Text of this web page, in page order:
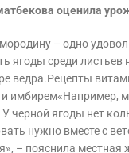
оценила
– одно
ягоды среди листьев
ведра.Рецепты
имбирем«Например,
черной ягоды нет
нужно вместе с
– пояснила местная